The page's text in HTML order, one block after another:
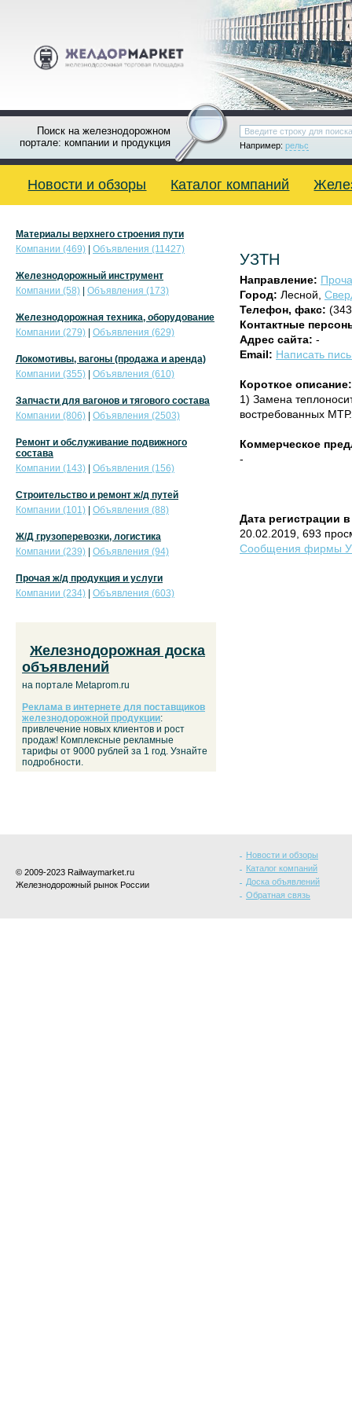
Поиск на железнодорожном
портале: компании и продукция
Например: рельс
Новости и обзоры Каталог компаний
УЗТН
Направление:
Город: Лесной,
Телефон, факс:
Контактные
Адрес сайта: -
Email: Написать
Короткое описание:
1) Замена
востребованных
Коммерческое
-
Дата регистрации в
20.02.2019, 693
Сообщения фирмы
Материалы верхнего строения пути
Компании (469)
Объявления (11427)
Железнодорожный инструмент
Компании (58)
Объявления (173)
Железнодорожная техника, оборудование
Компании (279)
Объявления (629)
Локомотивы, вагоны (продажа и аренда)
Компании (355)
Объявления (610)
Запчасти для вагонов и тягового состава
Компании (806)
Объявления (2503)
Ремонт и обслуживание подвижного
состава
Компании (143)
Объявления (156)
Строительство и ремонт ж/д путей
Компании (101)
Объявления (88)
Ж/Д грузоперевозки, логистика
Компании (239)
Объявления (94)
Прочая ж/д продукция и услуги
Компании (234)
Объявления (603)
Железнодорожная доска
объявлений
на портале Metaprom.ru
Реклама в интернете для поставщиков
железнодорожной продукции:
привлечение новых клиентов и рост
продаж! Комплексные рекламные
тарифы от 9000 рублей за 1 год. Узнайте
подробности.
© 2009-2023 Railwaymarket.ru
Железнодорожный рынок России
Новости и обзоры
Каталог компаний
Доска объявлений
Обратная связь